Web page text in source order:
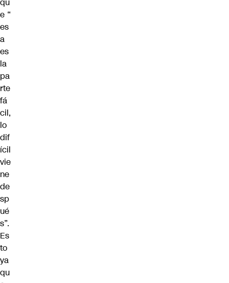
e “
es
a
es
la
pa
rte
fá
cil,
lo
dif
ícil
vie
ne
de
sp
ué
s”.
Es
to
ya
qu